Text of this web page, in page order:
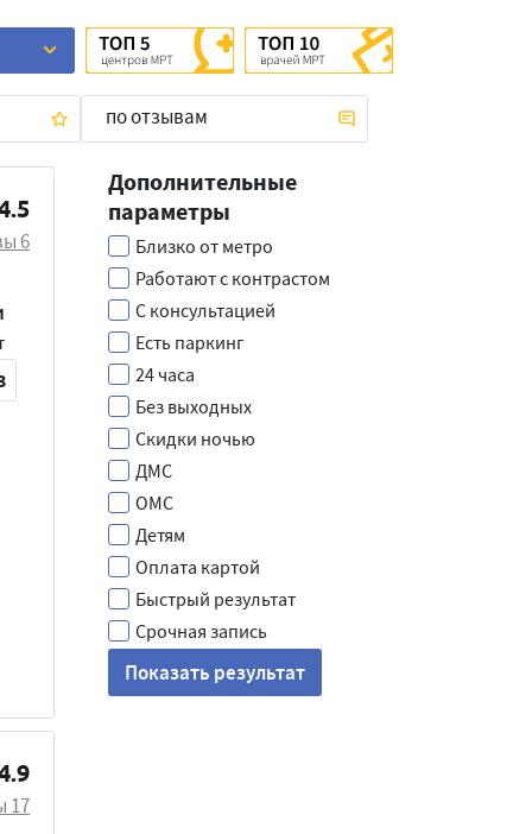
по отзывам
6
17
Дополнительные
параметры
Близко от метро
Работают с контрастом
С консультацией
Есть паркинг
24 часа
Без выходных
Скидки ночью
ДМС
ОМС
Детям
Оплата картой
Быстрый результат
Срочная запись
Показать результат